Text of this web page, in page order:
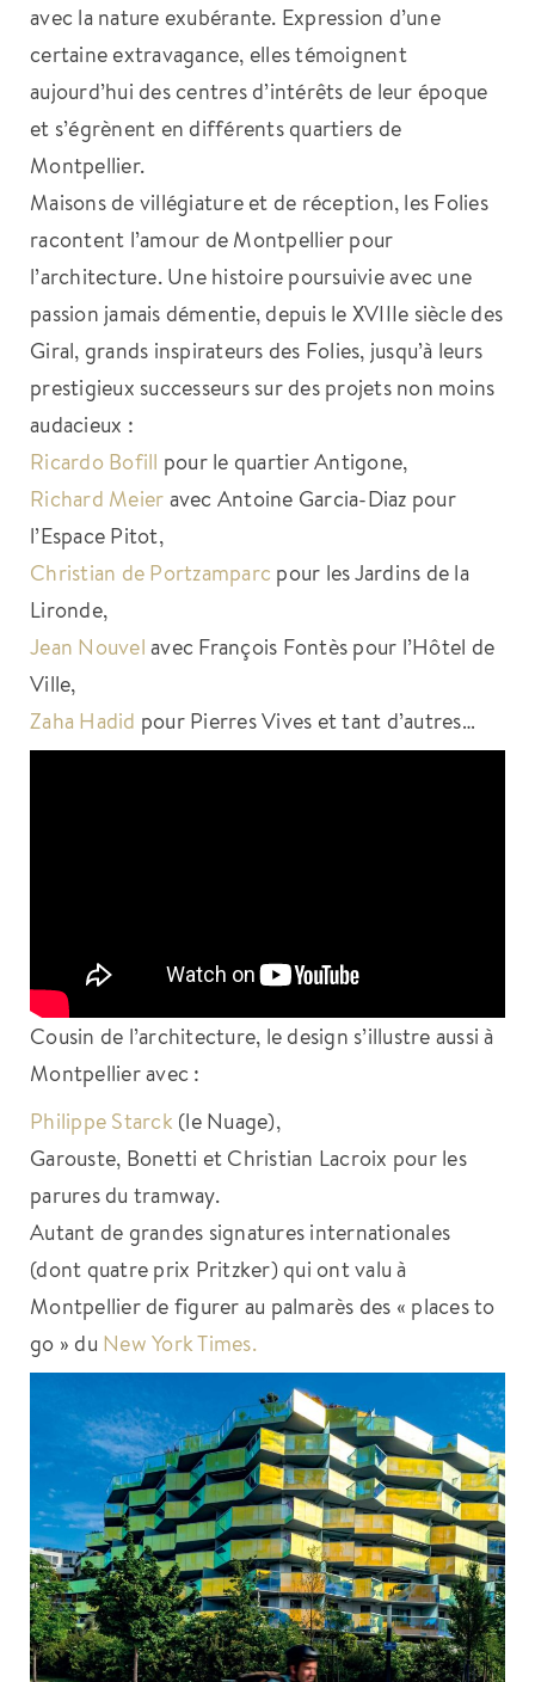
avec la nature exubérante. Expression d’une
certaine extravagance, elles témoignent
aujourd’hui des centres d’intérêts de leur époque
et s’égrènent en différents quartiers de
Montpellier.
Maisons de villégiature et de réception, les Folies
racontent l’amour de Montpellier pour
l’architecture. Une histoire poursuivie avec une
passion jamais démentie, depuis le XVIIIe siècle des
Giral, grands inspirateurs des Folies, jusqu’à leurs
prestigieux successeurs sur des projets non moins
audacieux :
Ricardo Bofill pour le quartier Antigone,
Richard Meier avec Antoine Garcia-Diaz pour
l’Espace Pitot,
Christian de Portzamparc pour les Jardins de la
Lironde,
Jean Nouvel avec François Fontès pour l’Hôtel de
Ville,
Zaha Hadid pour Pierres Vives et tant d’autres…
Cousin de l’architecture, le design s’illustre aussi à
Montpellier avec :
Philippe Starck (le Nuage),
Garouste, Bonetti et Christian Lacroix pour les
parures du tramway.
Autant de grandes signatures internationales
(dont quatre prix Pritzker) qui ont valu à
Montpellier de figurer au palmarès des « places to
go » du New York Times.